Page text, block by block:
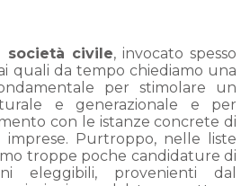
società civile, invocato spesso
quali da tempo chiediamo una
per stimolare un
e generazionale e per
con le istanze concrete di
imprese. Purtroppo, nelle liste
troppe poche candidature di
eleggibili, provenienti dal